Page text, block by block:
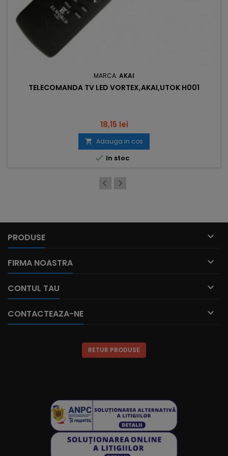
MARCA: AKAI
TELECOMANDA TV LED VORTEX,AKAI,UTOK H001
Pret
18,15 lei
 Adauga in cos
 In stoc
PRODUSE 
FIRMA NOASTRA 
CONTUL TAU 
CONTACTEAZA-NE 
RETUR PRODUSE